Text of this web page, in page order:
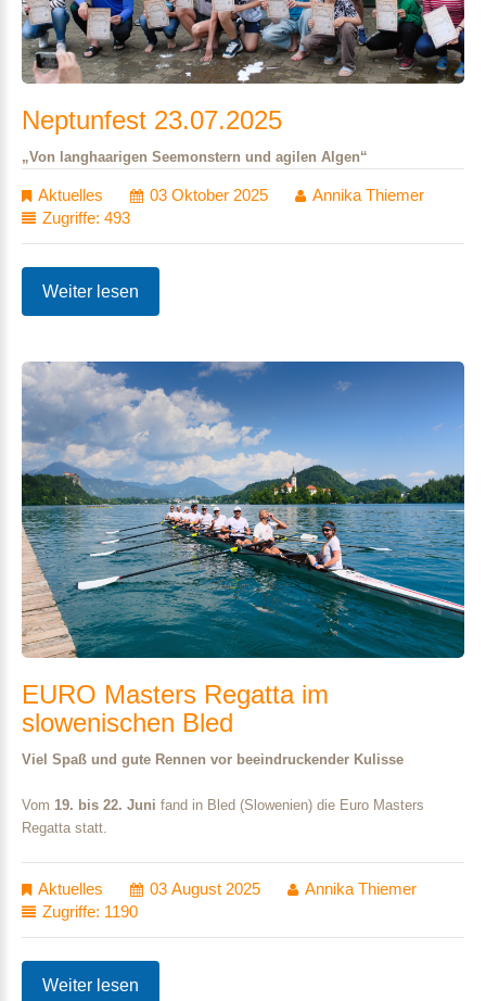
Neptunfest 23.07.2025
„Von langhaarigen Seemonstern und agilen Algen“
Aktuelles 03 Oktober 2025
Annika Thiemer
Zugriffe: 493
Weiter lesen
EURO Masters Regatta im
slowenischen Bled
Viel Spaß und gute Rennen vor beeindruckender Kulisse
Vom 19. bis 22. Juni fand in Bled (Slowenien) die Euro Masters
Regatta statt.
Aktuelles 03 August 2025
Annika Thiemer
Zugriffe: 1190
Weiter lesen